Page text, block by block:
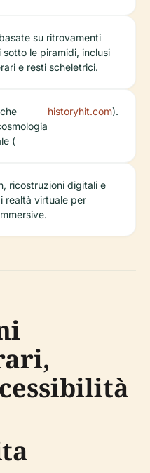
su ritrovamenti
sotto le piramidi, inclusi
e resti scheletrici.
(
historyhit.com).
ricostruzioni digitali e
realtà virtuale per